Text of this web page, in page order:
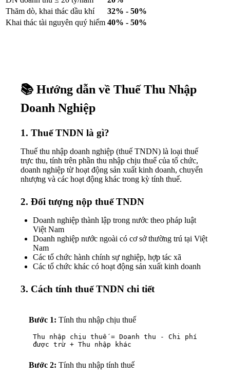
Thăm dò, khai thác dầu khí
32% - 50%
Khai thác tài nguyên quý hiếm 40% - 50%
📚 Hướng dẫn về Thuế Thu Nhập
Doanh Nghiệp
1. Thuế TNDN là gì?
Thuế thu nhập doanh nghiệp (thuế TNDN) là loại thuế
trực thu, tính trên phần thu nhập chịu thuế của tổ chức,
doanh nghiệp từ hoạt động sản xuất kinh doanh, chuyển
nhượng và các hoạt động khác trong kỳ tính thuế.
2. Đối tượng nộp thuế TNDN
Doanh nghiệp thành lập trong nước theo pháp luật
Việt Nam
Doanh nghiệp nước ngoài có cơ sở thường trú tại Việt
Nam
Các tổ chức hành chính sự nghiệp, hợp tác xã
Các tổ chức khác có hoạt động sản xuất kinh doanh
3. Cách tính thuế TNDN chi tiết
Bước 1: Tính thu nhập chịu thuế
Thu nhập chịu thuế = Doanh thu - Chi phí
được trừ + Thu nhập khác
Bước 2: Tính thu nhập tính thuế